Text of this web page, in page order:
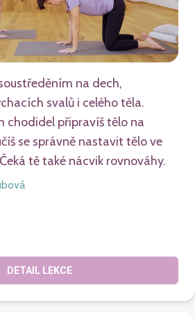
na dech,
svalů i celého těla.
chodidel připravíš tělo na
se správně nastavit tělo ve
tě také nácvik rovnováhy.
DETAIL LEKCE